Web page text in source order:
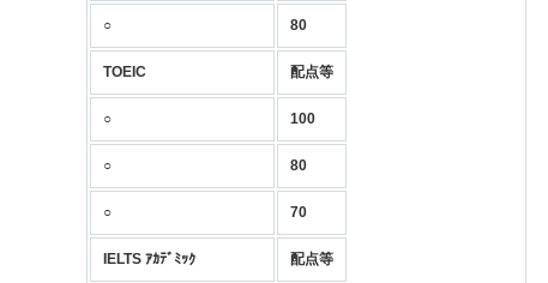
○ 80
TOEIC 配点等
○ 100
○ 80
○ 70
IELTS ｱｶﾃﾞﾐｯｸ 配点等